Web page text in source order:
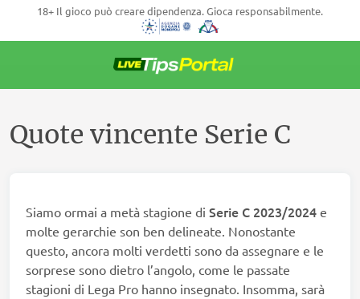
18+ Il gioco può creare dipendenza. Gioca responsabilmente.
contenuto
Quote vincente Serie C
Siamo ormai a metà stagione di Serie C 2023/2024 e
molte gerarchie son ben delineate. Nonostante
questo, ancora molti verdetti sono da assegnare e le
sorprese sono dietro l’angolo, come le passate
stagioni di Lega Pro hanno insegnato. Insomma, sarà